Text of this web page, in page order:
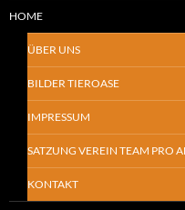
HOME
ÜBER UNS
BILDER TIEROASE
IMPRESSUM
SATZUNG VEREIN TEAM PRO
KONTAKT